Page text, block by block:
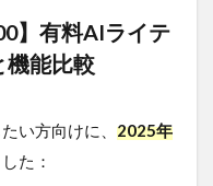
】有料AIライテ
機能比較
い方向けに、 2025年
た：